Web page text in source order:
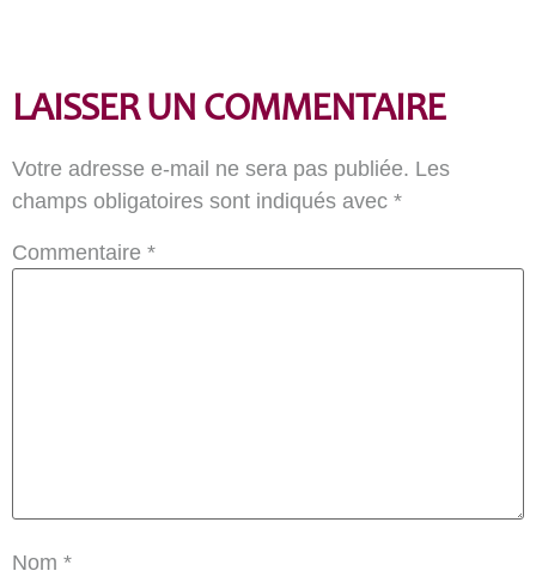
LAISSER UN COMMENTAIRE
Votre adresse e-mail ne sera pas publiée. Les
champs obligatoires sont indiqués avec *
Commentaire *
Nom *